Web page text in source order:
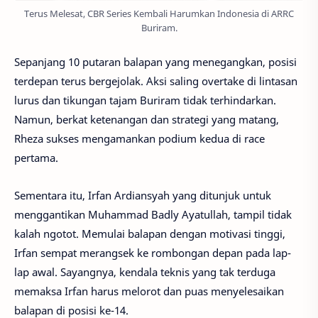
Terus Melesat, CBR Series Kembali Harumkan Indonesia di ARRC
Buriram.
Sepanjang 10 putaran balapan yang menegangkan, posisi
terdepan terus bergejolak. Aksi saling overtake di lintasan
lurus dan tikungan tajam Buriram tidak terhindarkan.
Namun, berkat ketenangan dan strategi yang matang,
Rheza sukses mengamankan podium kedua di race
pertama.
Sementara itu, Irfan Ardiansyah yang ditunjuk untuk
menggantikan Muhammad Badly Ayatullah, tampil tidak
kalah ngotot. Memulai balapan dengan motivasi tinggi,
Irfan sempat merangsek ke rombongan depan pada lap-
lap awal. Sayangnya, kendala teknis yang tak terduga
memaksa Irfan harus melorot dan puas menyelesaikan
balapan di posisi ke-14.